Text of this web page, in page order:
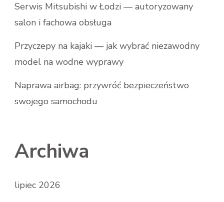
Serwis Mitsubishi w Łodzi — autoryzowany
salon i fachowa obsługa
Przyczepy na kajaki — jak wybrać niezawodny
model na wodne wyprawy
Naprawa airbag: przywróć bezpieczeństwo
swojego samochodu
Archiwa
lipiec 2026